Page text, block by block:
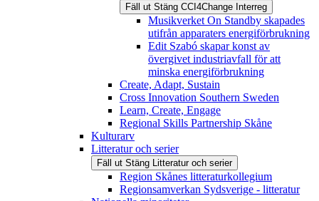
Fäll ut Stäng CCI4Change Interreg
Musikverket On Standby skapades
utifrån apparaters energiförbrukning
Edit Szabó skapar konst av
övergivet industriavfall för att
minska energiförbrukning
Create, Adapt, Sustain
Cross Innovation Southern Sweden
Learn, Create, Engage
Regional Skills Partnership Skåne
Kulturarv
Litteratur och serier
Fäll ut Stäng Litteratur och serier
Region Skånes litteraturkollegium
Regionsamverkan Sydsverige - litteratur